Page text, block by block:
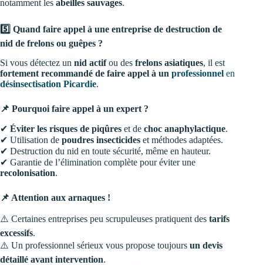
notamment les abeilles sauvages.
5️⃣ Quand faire appel à une entreprise de destruction de
nid de frelons ou guêpes ?
Si vous détectez un nid actifou des frelons asiatiques, il est
fortement recommandé de faire appel à un professionnel en
désinsectisation Picardie.
📌 Pourquoi faire appel à un expert ?
✔ Éviter les risques de piqûres et de choc anaphylactique.
✔ Utilisation de poudres insecticides et méthodes adaptées.
✔ Destruction du nid en toute sécurité, même en hauteur.
✔ Garantie de l’élimination complète pour éviter une
recolonisation.
📌 Attention aux arnaques !
⚠️ Certaines entreprises peu scrupuleuses pratiquent des tarifs
excessifs.
⚠️ Un professionnel sérieux vous propose toujours un devis
détaillé avant intervention.